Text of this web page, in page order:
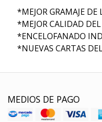
*MEJOR GRAMAJE DE
*MEJOR CALIDAD
*ENCELOFANADO
*NUEVAS CARTAS
MEDIOS DE PAGO